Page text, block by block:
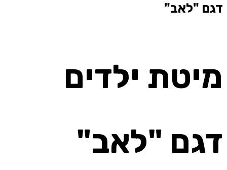
דגם "לאב"
מיטת ילדים
דגם "לאב"